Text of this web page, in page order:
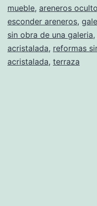
mueble, areneros
esconder areneros,
sin obra de una galeria,
acristalada, reformas
acristalada, terraza